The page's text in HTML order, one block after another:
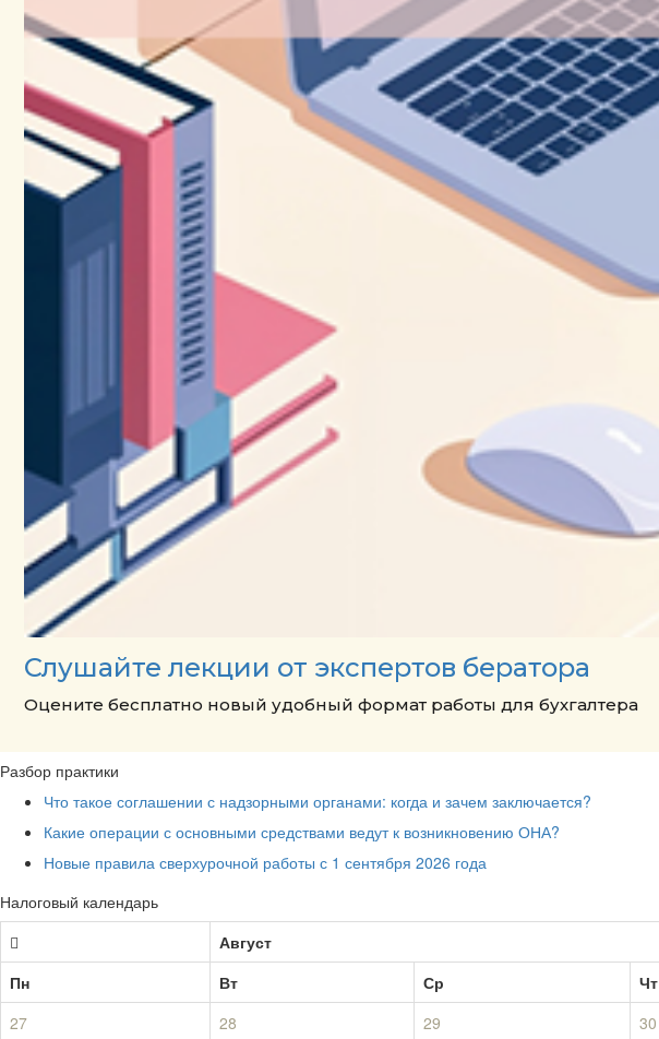
Слушайте лекции от экспертов бератора
Оцените бесплатно новый удобный формат работы для бухгалтера
Разбор практики
Что такое соглашении с надзорными органами: когда и зачем заключается?
Какие операции с основными средствами ведут к возникновению ОНА?
Новые правила сверхурочной работы с 1 сентября 2026 года
Налоговый календарь
Август
Пн
Вт Ср Чт
27
28 29 30